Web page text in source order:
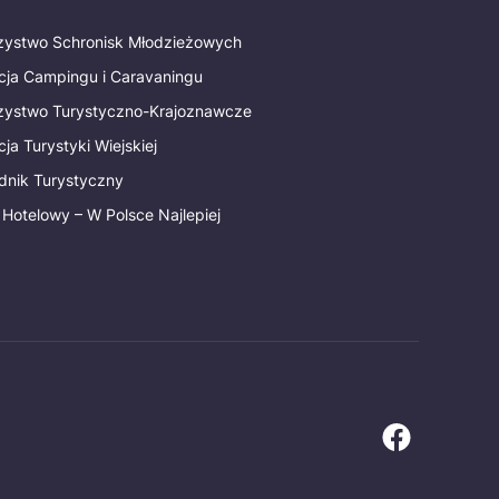
Schronisk Młodzieżowych
Campingu i Caravaningu
Turystyczno-Krajoznawcze
Turystyki Wiejskiej
Turystyczny
– W Polsce Najlepiej